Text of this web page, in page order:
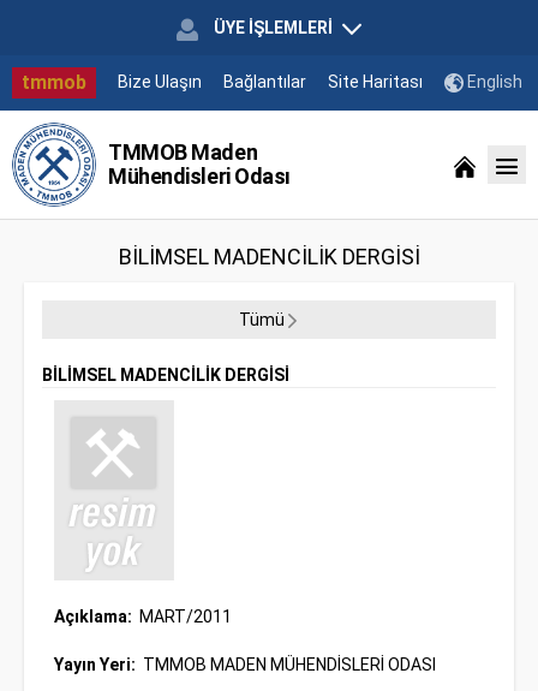
ÜYE İŞLEMLERİ
tmmob Bize Ulaşın Bağlantılar Site Haritası English
TMMOB Maden
Mühendisleri Odası
BİLİMSEL MADENCİLİK DERGİSİ
Tümü
BİLİMSEL MADENCİLİK DERGİSİ
Açıklama: MART/2011
Yayın Yeri: TMMOB MADEN MÜHENDİSLERİ ODASI